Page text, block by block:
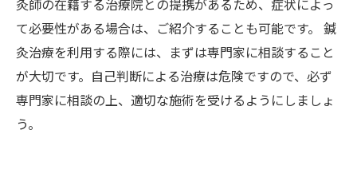
灸師の在籍する治療院との提携があるため、症状によっ
て必要性がある場合は、ご紹介することも可能です。 鍼
灸治療を利用する際には、まずは専門家に相談すること
が大切です。自己判断による治療は危険ですので、必ず
専門家に相談の上、適切な施術を受けるようにしましょ
う。